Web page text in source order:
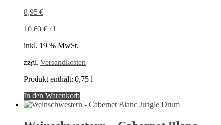
8,95 €
10,60 € /l
inkl. 19 % MwSt.
zzgl. Versandkosten
Produkt enthält: 0,75 l
In den Warenkorb